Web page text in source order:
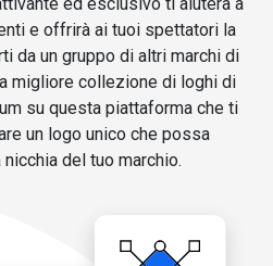
e offrirà ai tuoi spettatori la
da un gruppo di altri marchi di
migliore collezione di loghi di
su questa piattaforma che ti
un logo unico che possa
del tuo marchio.